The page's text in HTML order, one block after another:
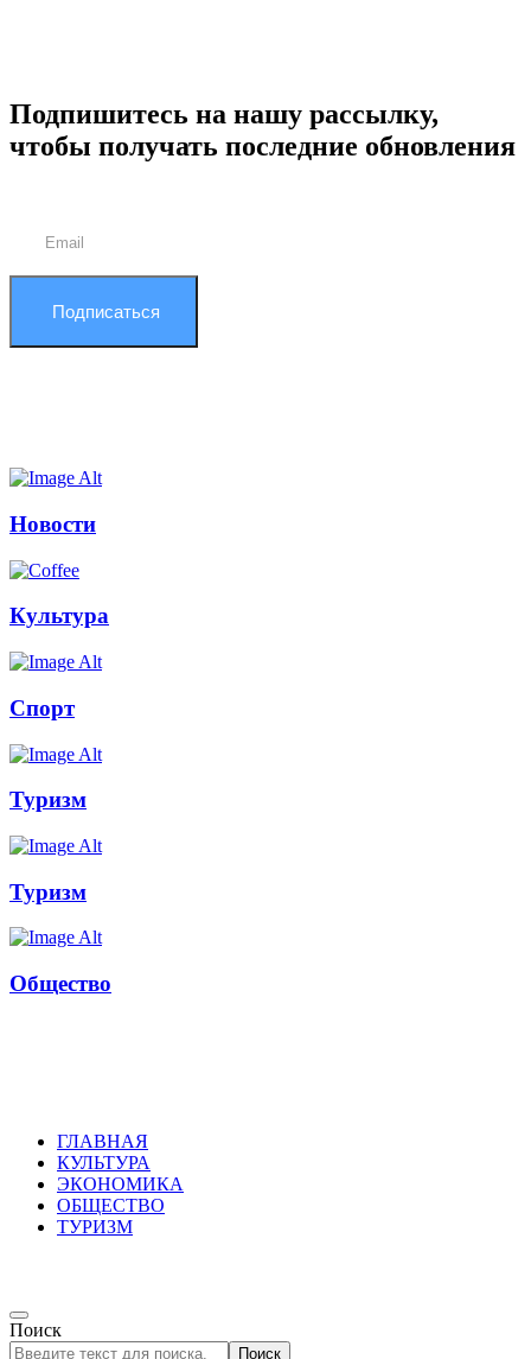
Подпишитесь на нашу рассылку,
чтобы получать последние обновления
Подписаться
Новости
Культура
Спорт
Туризм
Туризм
Общество
ГЛАВНАЯ
КУЛЬТУРА
ЭКОНОМИКА
ОБЩЕСТВО
ТУРИЗМ
Поиск
Поиск